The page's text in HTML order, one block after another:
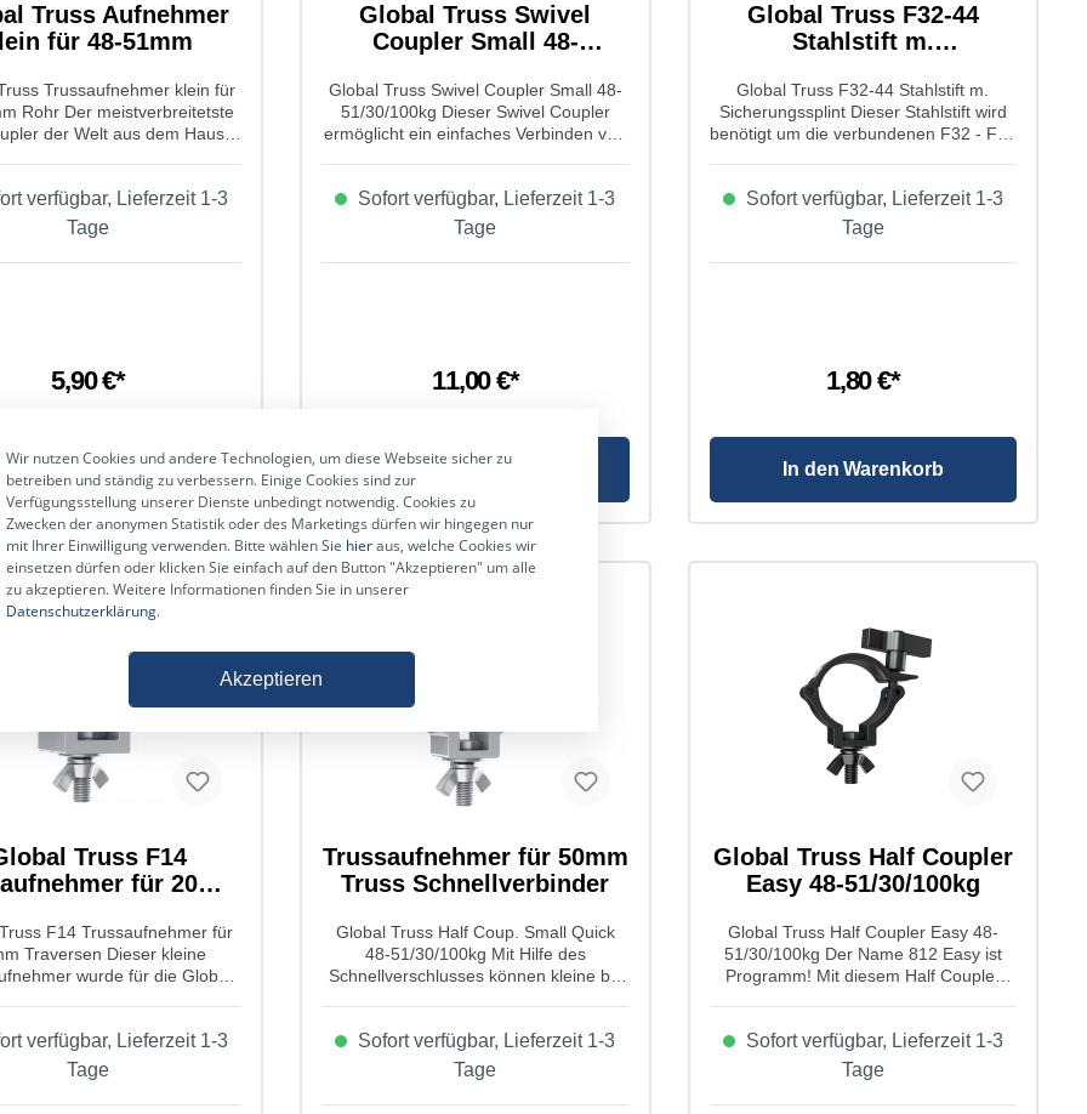
Truss Aufnehmer
für 48-51mm
Trussaufnehmer klein für
Rohr Der meistverbreitetste
der Welt aus dem Hause
Die schlanke Bauform
es, den Coupler an fast
der Traverse zubringen. Für
und mittlere Geräte ist er die
Breite: 30mm Max.
100kg, Max. Scherlast:
M10 Geräteschraube mit
Sprengring und
TÜV geprüft
nach BGV C1: 100kg
14,57kN Aluminium 6061 T6
nach DIN EN 13814:2004
verfügbar, Lieferzeit 1-3
Tage
5,90 €*
In den Warenkorb
Global Truss Swivel
Coupler Small 48-
Global Truss Swivel Coupler Small 48-
51/30/100kg Dieser Swivel Coupler
ermöglicht ein einfaches Verbinden von
100kg. Eigenschaften von Global Truss
Swivel Coupler Small 48-51/30/100kg:
Produktart: Trussaufnehmer Typ: Swivel
Coupler Farbe: Aluminium
für 48-51mm, drehbar gekoppelt durch
Bolzen Breite: 30 mm Zugbelastung:
Sofort verfügbar, Lieferzeit 1-3
Tage
11,00 €*
In den Warenkorb
Global Truss F32-44
Stahlstift m.
Global Truss F32-44 Stahlstift m.
Sicherungssplint Dieser Stahlstift wird
benötigt um die verbundenen F32 - F44
auseinander gehen. Eigenschaften von
Global Truss F32-44 Stahlstift m.
Sicherungssplint: Produktart:
Sicherungsbolzen Typ: Traverse
Sofort verfügbar, Lieferzeit 1-3
Tage
1,80 €*
In den Warenkorb
Truss F14
für 20mm
F14 Trussaufnehmer für
Traversen Dieser kleine
wurde für die Global
Traversen montiert
und man kann dann
bis zu einem Gewicht von
hängen. Eigenschafte von
verfügbar, Lieferzeit 1-3
Tage
Trussaufnehmer für 50mm
Truss Schnellverbinder
Global Truss Half Coup. Small Quick
48-51/30/100kg Mit Hilfe des
Schnellverschlusses können kleine bis
Drehen des Verschlussbügels kann
mehr Kraft auf die Traverse ausgeübt
werden. Ein einfaches Umlegen des
Bügels schließt den
Sofort verfügbar, Lieferzeit 1-3
Tage
Global Truss Half Coupler
Easy 48-51/30/100kg
Global Truss Half Coupler Easy 48-
51/30/100kg Der Name 812 Easy ist
Programm! Mit diesem Half Coupler
leicht. Eigenschaften von Global Truss
Half Coupler Easy 48-51/30/100kg:
Produktart: Trussaufnehmer Typ:
Coupler Farbe: Schwarz Kompatibilität:
Sofort verfügbar, Lieferzeit 1-3
Tage
Wir nutzen Cookies und andere Technologien, um diese Webseite sicher zu
betreiben und ständig zu verbessern. Einige Cookies sind zur
Verfügungsstellung unserer Dienste unbedingt notwendig. Cookies zu
Zwecken der anonymen Statistik oder des Marketings dürfen wir hingegen nur
mit Ihrer Einwilligung verwenden. Bitte wählen Sie hieraus, welche Cookies wir
einsetzen dürfen oder klicken Sie einfach auf den Button "Akzeptieren" um alle
zu akzeptieren. Weitere Informationen finden Sie in unserer
Datenschutzerklärung.
Akzeptieren